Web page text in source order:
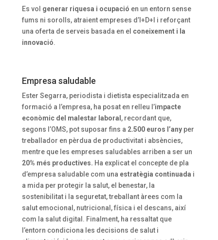
Es vol generar riquesa i ocupació en un entorn sense
fums ni sorolls, atraient empreses d’I+D+I i reforçant
una oferta de serveis basada en el coneixement i la
innovació.
Empresa saludable
Ester Segarra, periodista i dietista especialitzada en
formació a l’empresa, ha posat en relleu l’impacte
econòmic del malestar laboral , recordant que,
segons l’OMS, pot suposar fins a 2.500 euros l’anyper
treballador en pèrdua de productivitat i absències,
mentre que les empreses saludables arriben a ser un
20% més productives. Ha explicat el concepte de pla
d’empresa saludable com una estratègia continuada i
a mida per protegir la salut, el benestar, la
sostenibilitat i la seguretat, treballant àrees com la
salut emocional, nutricional, física i el descans, així
com la salut digital. Finalment, ha ressaltat que
l’entorn condiciona les decisions de salut i